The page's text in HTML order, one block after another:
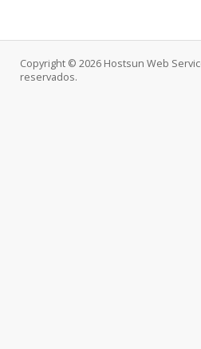
Copyright © 2026 Hostsun Web
reservados.